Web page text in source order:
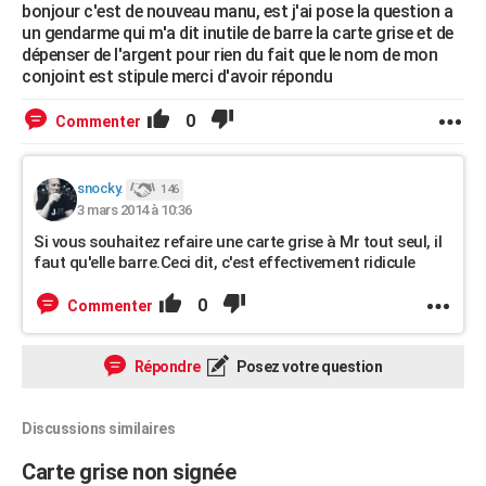
bonjour c'est de nouveau manu, est j'ai pose la question a
un gendarme qui m'a dit inutile de barre la carte grise et de
dépenser de l'argent pour rien du fait que le nom de mon
conjoint est stipule merci d'avoir répondu
Commenter 0
snocky. 146
3 mars 2014 à 10:36
Si vous souhaitez refaire une carte grise à Mr tout seul, il
faut qu'elle barre.Ceci dit, c'est effectivement ridicule
Commenter 0
Répondre Posez votre question
Discussions similaires
Carte grise non signée